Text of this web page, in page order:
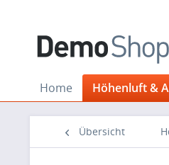
Home Höhenluft &
Übersicht